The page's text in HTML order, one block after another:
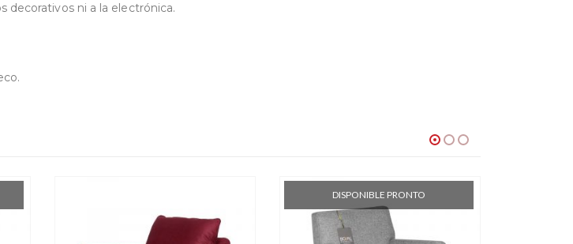
decorativos ni a la electrónica.
DISPONIBLE PRONTO